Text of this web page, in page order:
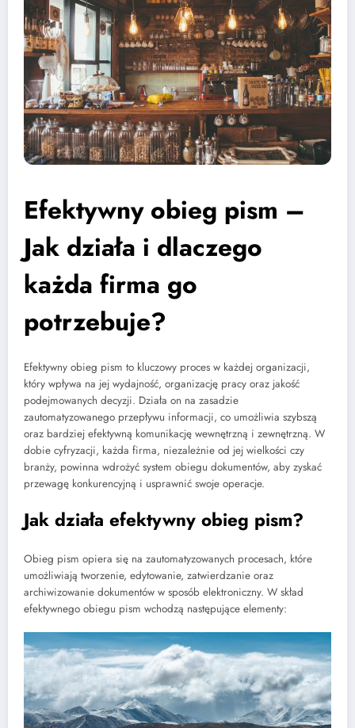
Efektywny obieg pism –
Jak działa i dlaczego
każda firma go
potrzebuje?
Efektywny obieg pism to kluczowy proces w każdej organizacji,
który wpływa na jej wydajność, organizację pracy oraz jakość
podejmowanych decyzji. Działa on na zasadzie
zautomatyzowanego przepływu informacji, co umożliwia szybszą
oraz bardziej efektywną komunikację wewnętrzną i zewnętrzną. W
dobie cyfryzacji, każda firma, niezależnie od jej wielkości czy
branży, powinna wdrożyć system obiegu dokumentów, aby zyskać
przewagę konkurencyjną i usprawnić swoje operacje.
Jak działa efektywny obieg pism?
Obieg pism opiera się na zautomatyzowanych procesach, które
umożliwiają tworzenie, edytowanie, zatwierdzanie oraz
archiwizowanie dokumentów w sposób elektroniczny. W skład
efektywnego obiegu pism wchodzą następujące elementy: